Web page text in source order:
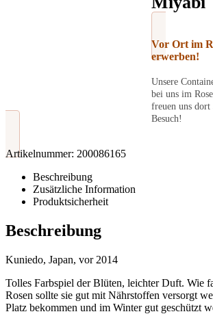
Vor Ort im
erwerben!
Unsere
bei uns im
freuen uns dort
Besuch!
Artikelnummer: 200086165
Beschreibung
Zusätzliche Information
Produktsicherheit
Beschreibung
Kuniedo, Japan, vor 2014
Tolles Farbspiel der Blüten, leichter Duft. Wie
Rosen sollte sie gut mit Nährstoffen versorgt
Platz bekommen und im Winter gut geschützt